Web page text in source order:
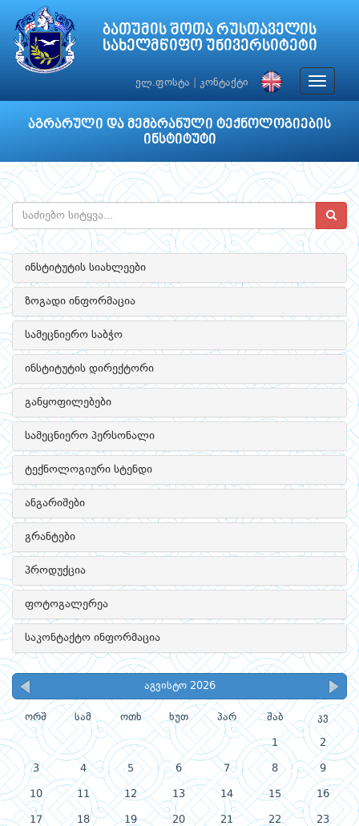
ბათუმის შოთა რუსთაველის
სახელმწიფო უნივერსიტეტი
ელ.ფოსტა კონტაქტი
Toggle
აგრარული და მემბრანული ტექნოლოგიების
ინსტიტუტი
ინსტიტუტის სიახლეები
ზოგადი ინფორმაცია
სამეცნიერო საბჭო
ინსტიტუტის დირექტორი
განყოფილებები
სამეცნიერო პერსონალი
ტექნოლოგიური სტენდი
ანგარიშები
გრანტები
პროდუქცია
ფოტოგალერეა
საკონტაქტო ინფორმაცია
აგვისტო 2026
ორშ სამ ოთხ ხუთ პარ შაბ კვ
1 2
3 4 5 6 7 8 9
10 11 12 13 14 15 16
17 18 19 20 21 22 23